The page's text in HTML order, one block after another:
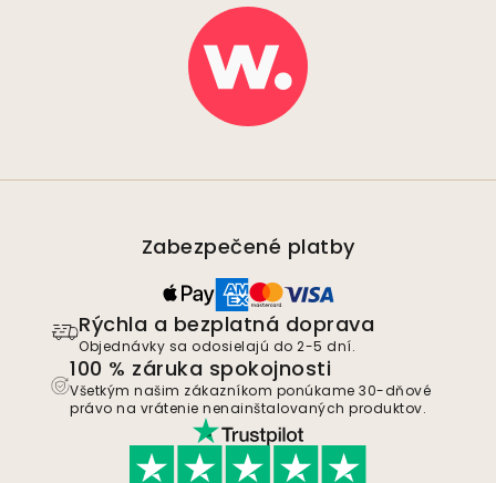
Zabezpečené platby
Rýchla a bezplatná doprava
Objednávky sa odosielajú do 2-5 dní.
100 % záruka spokojnosti
Všetkým našim zákazníkom ponúkame 30-dňové
právo na vrátenie nenainštalovaných produktov.